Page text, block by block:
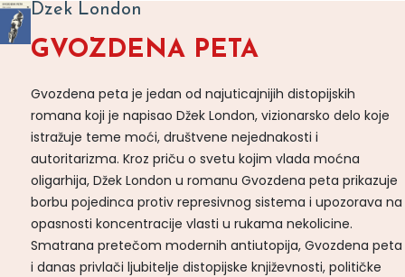
Dzek London
GVOZDENA PETA
Gvozdena peta je jedan od najuticajnijih distopijskih
romana koji je napisao Džek London, vizionarsko delo koje
istražuje teme moći, društvene nejednakosti i
autoritarizma. Kroz priču o svetu kojim vlada moćna
oligarhija, Džek London u romanu Gvozdena peta prikazuje
borbu pojedinca protiv represivnog sistema i upozorava na
opasnosti koncentracije vlasti u rukama nekolicine.
Smatrana pretečom modernih antiutopija, Gvozdena peta
i danas privlači ljubitelje distopijske književnosti, političke